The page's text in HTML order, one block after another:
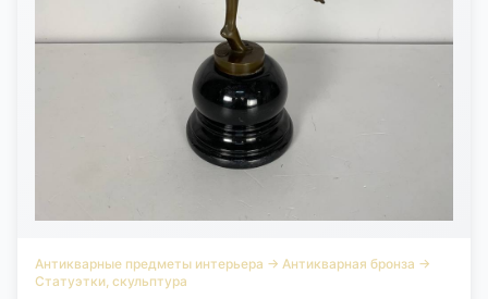
Антикварные предметы интерьера → Антикварная бронза →
Статуэтки, скульптура